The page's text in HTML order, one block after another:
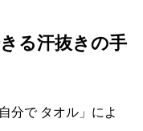
る汗抜きの手
分で タオル」によ